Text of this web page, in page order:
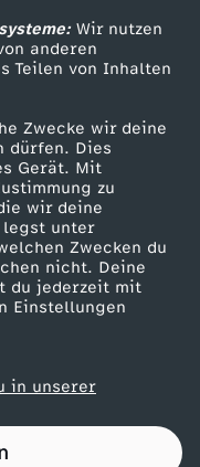
Wir nutzen
anderen
Teilen von Inhalten
Zwecke wir deine
dürfen. Dies
Gerät. Mit
zu
wir deine
legst unter
Zwecken du
nicht. Deine
du jederzeit mit
Einstellungen
in unserer